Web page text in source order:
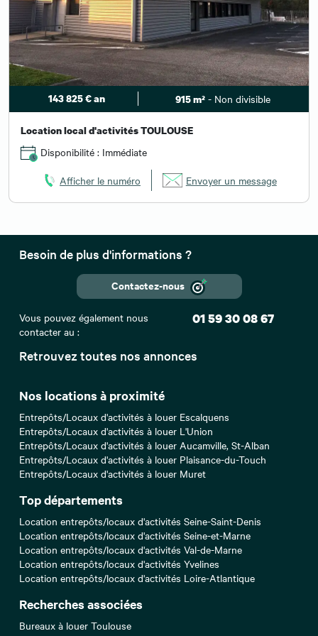
143 825 € an 915 m²- Non divisible
Location local d'activités TOULOUSE
Disponibilité : Immédiate
Afficher le numéro Envoyer un message
Retrouvez toutes nos annonces
Nos locations à proximité
Entrepôts/Locaux d'activités à louer Escalquens
Entrepôts/Locaux d'activités à louer L'Union
Entrepôts/Locaux d'activités à louer Aucamville, St-Alban
Entrepôts/Locaux d'activités à louer Plaisance-du-Touch
Entrepôts/Locaux d'activités à louer Muret
Top départements
Location entrepôts/locaux d'activités Seine-Saint-Denis
Location entrepôts/locaux d'activités Seine-et-Marne
Location entrepôts/locaux d'activités Val-de-Marne
Location entrepôts/locaux d'activités Yvelines
Location entrepôts/locaux d'activités Loire-Atlantique
Recherches associées
Bureaux à louer Toulouse
Besoin de plus d'informations ?
Contactez-nous
Vous pouvez également nous
contacter au :
01 59 30 08 67